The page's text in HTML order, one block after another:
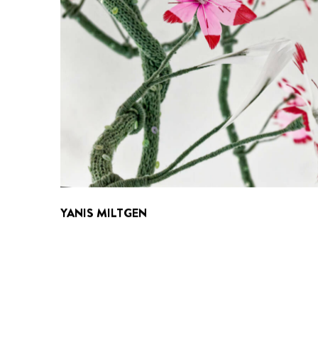
YANIS MILTGEN